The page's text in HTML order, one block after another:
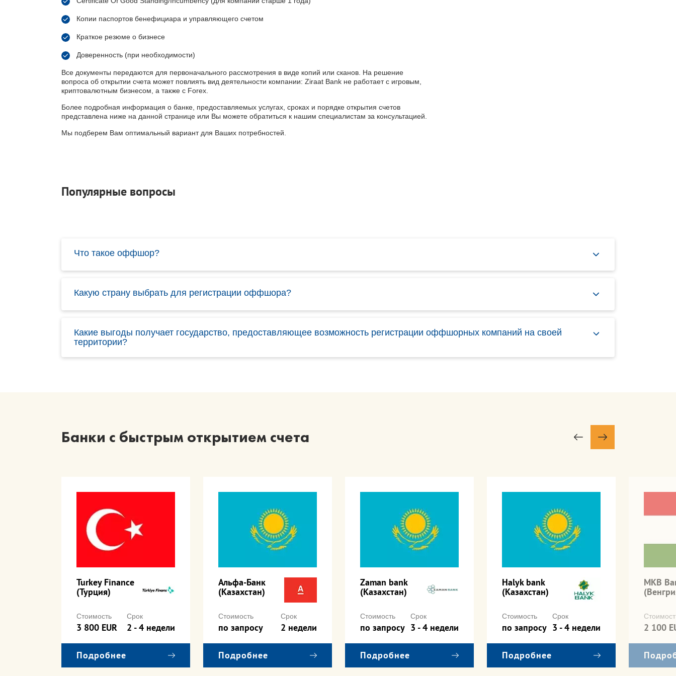
Копии паспортов бенефициара и управляющего счетом
Краткое резюме о бизнесе
Доверенность (при необходимости)
Все документы передаются для первоначального рассмотрения в виде копий или сканов. На решение
вопроса об открытии счета может повлиять вид деятельности компании: Ziraat Bank не работает с игровым,
криптовалютным бизнесом, а также с Forex.
Более подробная информация о банке, предоставляемых услугах, сроках и порядке открытия счетов
представлена ниже на данной странице или Вы можете обратиться к нашим специалистам за консультацией.
Мы подберем Вам оптимальный вариант для Ваших потребностей.
Популярные вопросы
Что такое оффшор?
Какую страну выбрать для регистрации оффшора?
Какие выгоды получает государство, предоставляющее возможность регистрации оффшорных компаний на своей
территории?
Банки с быстрым открытием счета
Turkey Finance
(Турция)
Стоимость
3 800 EUR
Срок
2 - 4 недели
Подробнее
Альфа-Банк
(Казахстан)
Стоимость
по запросу
Срок
2 недели
Подробнее
Zaman bank
(Казахстан)
Стоимость
по запросу
Срок
3 - 4 недели
Подробнее
Halyk bank
(Казахстан)
Стоимость
по запросу
Срок
3 - 4 недели
Подробнее
MKB
2 100